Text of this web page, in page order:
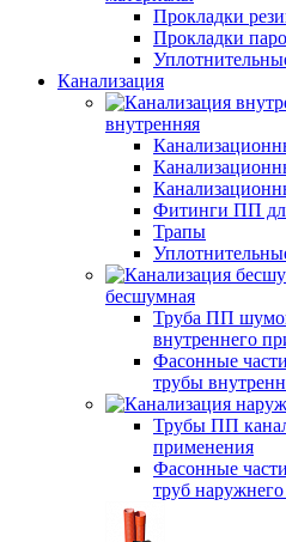
Прокладки
Прокладки
Канализация
внутренняя
Фитинги ПП
Трапы
бесшумная
Труба ПП
внутреннего
Фасонные
трубы
Трубы ПП
применения
Фасонные
труб